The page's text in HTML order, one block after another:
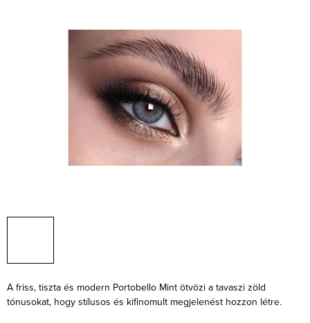
A friss, tiszta és modern Portobello Mint ötvözi a tavaszi zöld
tónusokat, hogy stílusos és kifinomult megjelenést hozzon létre.